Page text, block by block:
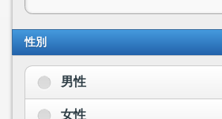
性別
男性
女性